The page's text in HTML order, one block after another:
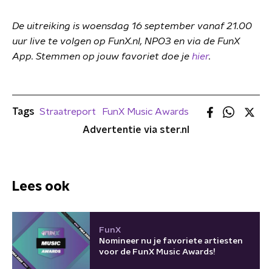
De uitreiking is woensdag 16 september vanaf 21.00
uur live te volgen op FunX.nl, NPO3 en via de FunX
App. Stemmen op jouw favoriet doe je hier.
Tags Straatreport
FunX Music Awards
Advertentie via ster.nl
Lees ook
FunX
Nomineer nu je favoriete artiesten
voor de FunX Music Awards!